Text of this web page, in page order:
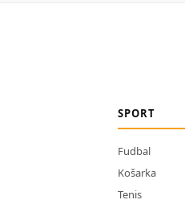
SPORT
Fudbal
Košarka
Tenis